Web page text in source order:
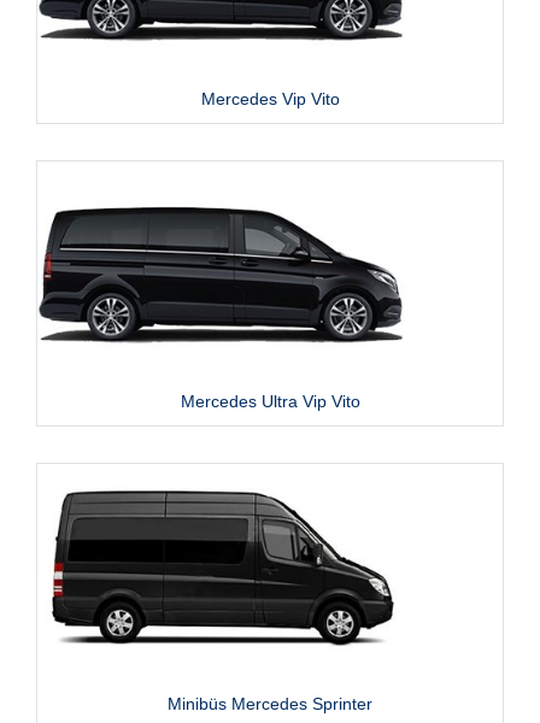
Mercedes Vip Vito
Mercedes Ultra Vip Vito
Minibüs Mercedes Sprinter